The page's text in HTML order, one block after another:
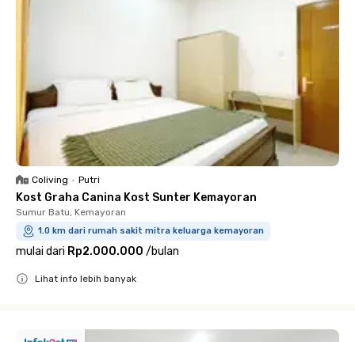
Coliving • Putri
Kost Graha Canina Kost Sunter Kemayoran
Sumur Batu, Kemayoran
1.0 km dari rumah sakit mitra keluarga kemayoran
mulai dari Rp2.000.000 /bulan
Lihat info lebih banyak